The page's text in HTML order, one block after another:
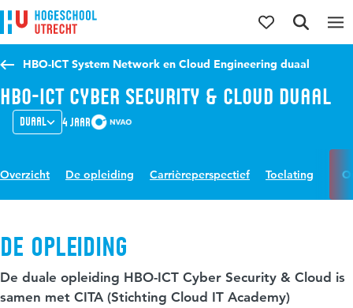
Direct naar de inhoud
Direct naar de hoofdnavigatie
Direct naar de zoekfunctie
HBO-ICT System Network en Cloud Engineering duaal
HBO-ICT Cyber Security & Cloud Duaal
Duaal 4 jaar
Overzicht De opleiding Carrièreperspectief Toelating
De opleiding
De duale opleiding HBO-ICT Cyber Security & Cloud is
samen met CITA (Stichting Cloud IT Academy)